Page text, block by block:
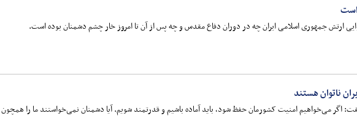
ارتش جمهوری اسلامی ایران چه در دوران دفاع مقدس و چه پس از آن تا امروز خار چشم دشمنان بوده است.
ناتوان هستند
اگر می‌خواهیم امنیت کشورمان حفظ شود، باید آماده باشیم و قدرتمند شویم. آیا دشمنان نمی‌خواستند ما را همچون